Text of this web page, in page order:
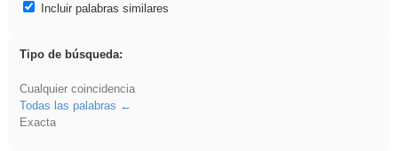
Incluir palabras similares
Tipo de búsqueda:
Cualquier coincidencia
Todas las palabras
Exacta